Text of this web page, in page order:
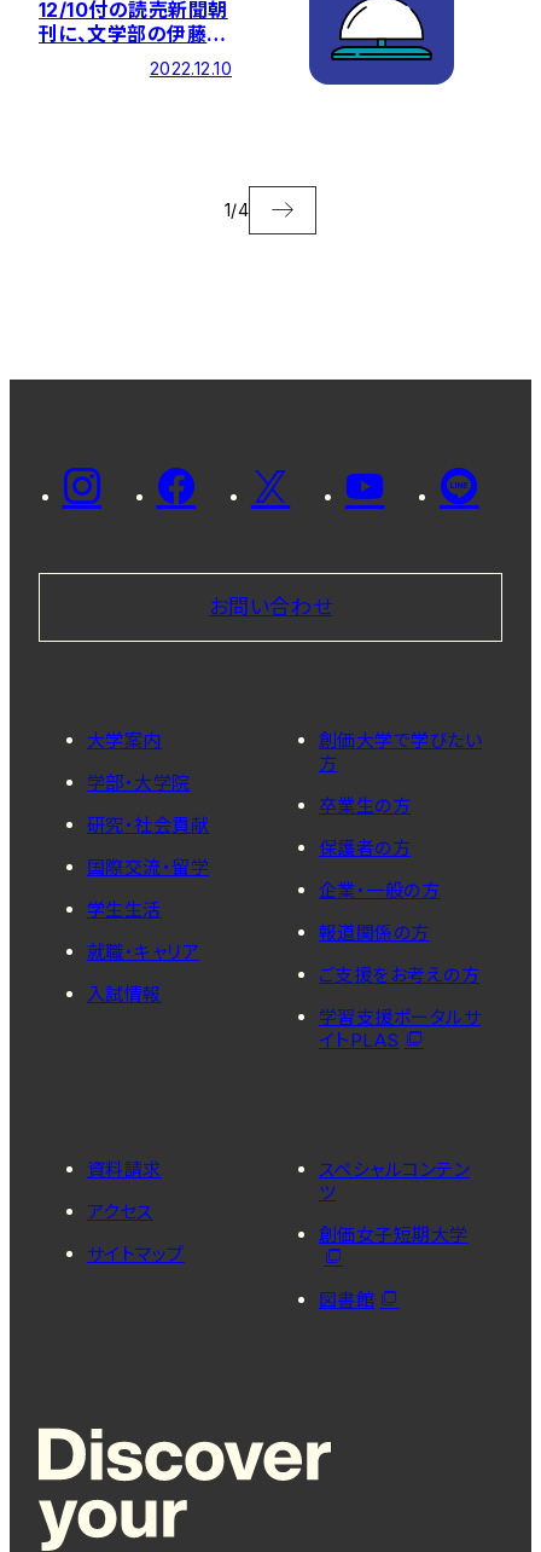
12/10付の読売新聞朝
刊に、文学部の伊藤貴
雄教授へのインタビュ
ー記事が掲載されまし
2022.12.10
1/4
お問い合わせ
大学案内
学部・大学院
研究・社会貢献
国際交流・留学
学生生活
就職・キャリア
入試情報
創価大学で学びたい
方
卒業生の方
保護者の方
企業・一般の方
報道関係の方
ご支援をお考えの方
学習支援ポータルサ
イトPLAS
資料請求
アクセス
サイトマップ
スペシャルコンテン
ツ
創価女子短期大学
図書館